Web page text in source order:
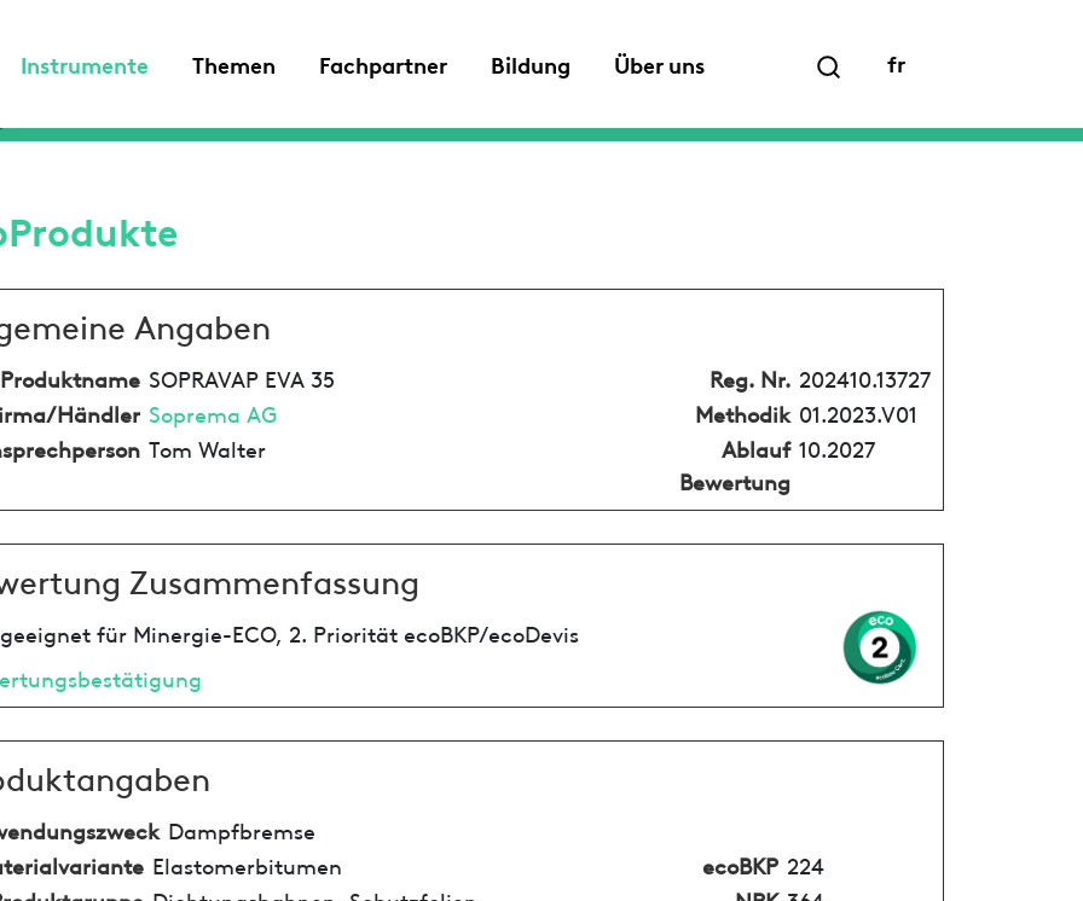
Instrumente Themen Fachpartner Bildung Über uns fr
Angaben
Produktname SOPRAVAP EVA 35 Reg. Nr. 202410.13727
Händler Soprema AG Methodik 01.2023.V01
Tom Walter
Ablauf
Bewertung
10.2027
Zusammenfassung
für Minergie-ECO, 2. Priorität ecoBKP/ecoDevis
Dampfbremse
Elastomerbitumen ecoBKP 224